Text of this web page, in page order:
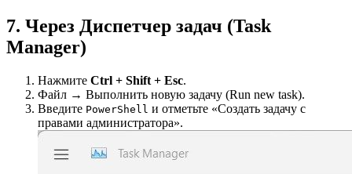
7. Через Диспетчер задач (Task
Manager)
Нажмите Ctrl + Shift + Esc.
Файл → Выполнить новую задачу (Run new task).
Введите PowerShell и отметьте «Создать задачу с
правами администратора».